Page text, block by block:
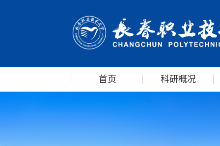
首页 科研概况